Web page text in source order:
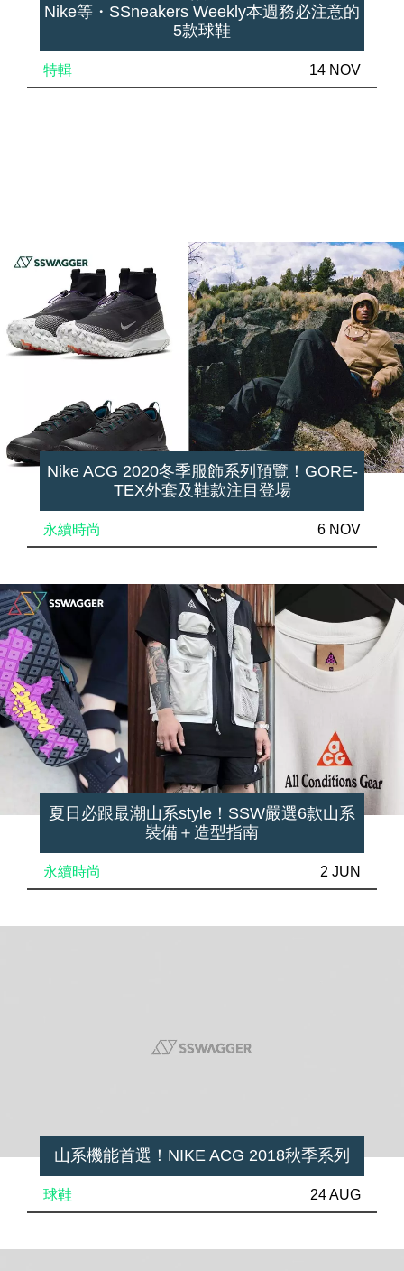
Nike等・SSneakers Weekly本週務必注意的
5款球鞋
特輯 14 NOV
Nike ACG 2020冬季服飾系列預覽！GORE-
TEX外套及鞋款注目登場
永續時尚 6 NOV
夏日必跟最潮山系style！SSW嚴選6款山系
裝備＋造型指南
永續時尚 2 JUN
山系機能首選！NIKE ACG 2018秋季系列
球鞋 24 AUG